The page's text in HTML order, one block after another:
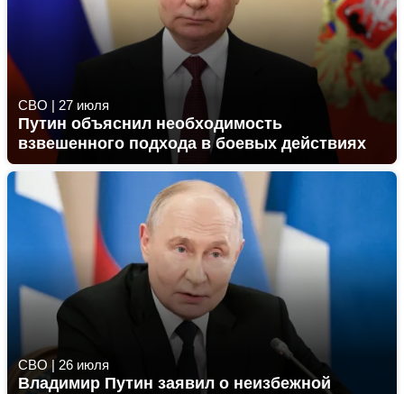
СВО | 27 июля
Путин объяснил необходимость
взвешенного подхода в боевых действиях
СВО | 26 июля
Владимир Путин заявил о неизбежной